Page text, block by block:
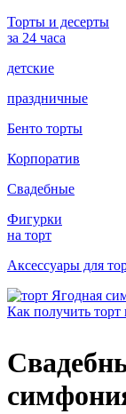
Торты и десерты
за 24 часа
детские
праздничные
Бенто торты
Корпоратив
Свадебные
Фигурки
на торт
Аксессуары для
Как получить торт